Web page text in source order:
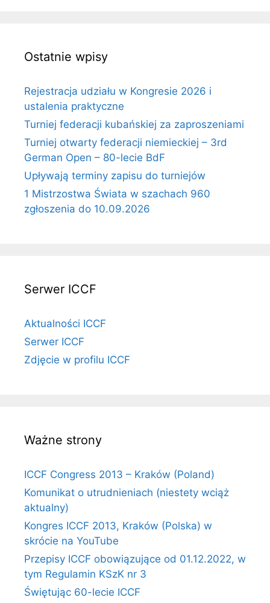
Ostatnie wpisy
Rejestracja udziału w Kongresie 2026 i
ustalenia praktyczne
Turniej federacji kubańskiej za zaproszeniami
Turniej otwarty federacji niemieckiej – 3rd
German Open – 80-lecie BdF
Upływają terminy zapisu do turniejów
1 Mistrzostwa Świata w szachach 960
zgłoszenia do 10.09.2026
Serwer ICCF
Aktualności ICCF
Serwer ICCF
Zdjęcie w profilu ICCF
Ważne strony
ICCF Congress 2013 – Kraków (Poland)
Komunikat o utrudnieniach (niestety wciąż
aktualny)
Kongres ICCF 2013, Kraków (Polska) w
skrócie na YouTube
Przepisy ICCF obowiązujące od 01.12.2022, w
tym Regulamin KSzK nr 3
Świętując 60-lecie ICCF